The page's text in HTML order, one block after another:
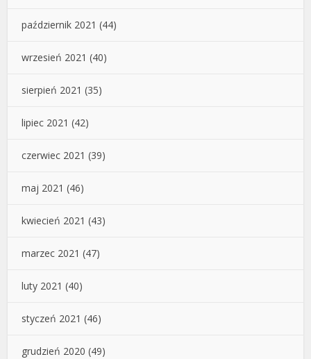
październik 2021 (44)
wrzesień 2021 (40)
sierpień 2021 (35)
lipiec 2021 (42)
czerwiec 2021 (39)
maj 2021 (46)
kwiecień 2021 (43)
marzec 2021 (47)
luty 2021 (40)
styczeń 2021 (46)
grudzień 2020 (49)